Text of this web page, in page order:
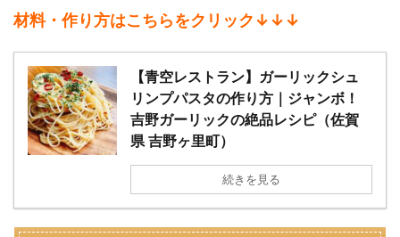
材料・作り方はこちらをクリック↓↓↓
【青空レストラン】ガーリックシュ
リンプパスタの作り方｜ジャンボ！
吉野ガーリックの絶品レシピ（佐賀
県 吉野ヶ里町）
続きを見る